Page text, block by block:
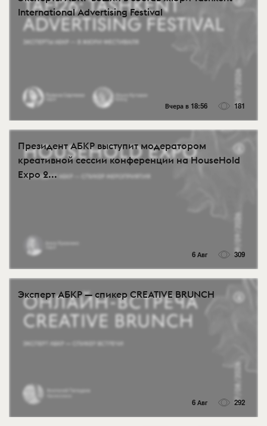
International Advertising Festival
Вчера в 18:56 181
Президент АБКР выступит модератором
креативной сессии конференции на HouseHold
Expo 2...
6 Авг 309
Эксперт АБКР — спикер CREATIVE BRUNCH
6 Авг 292